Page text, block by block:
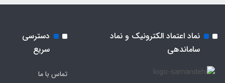
نماد اعتماد الکترونیک و نماد
ساماندهی
دسترسی
سریع
تماس با ما